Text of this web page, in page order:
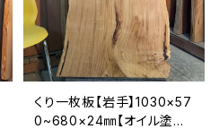
くり一枚板【岩手】1030×57
0~680×24㎜【オイル塗装